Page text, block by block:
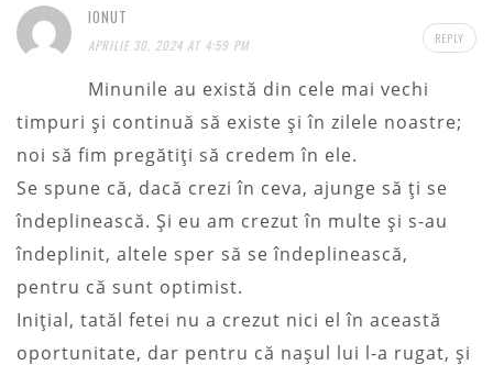
IONUT
APRILIE 30, 2024 AT 4:59 PM REPLY
Minunile au există din cele mai vechi
timpuri şi continuă să existe şi în zilele noastre;
noi să fim pregătiţi să credem în ele.
Se spune că, dacă crezi în ceva, ajunge să ţi se
îndeplinească. Şi eu am crezut în multe şi s-au
îndeplinit, altele sper să se îndeplinească,
pentru că sunt optimist.
Iniţial, tatăl fetei nu a crezut nici el în această
oportunitate, dar pentru că nașul lui l-a rugat, şi